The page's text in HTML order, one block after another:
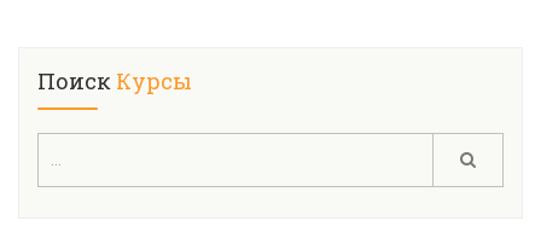
Поиск Курсы